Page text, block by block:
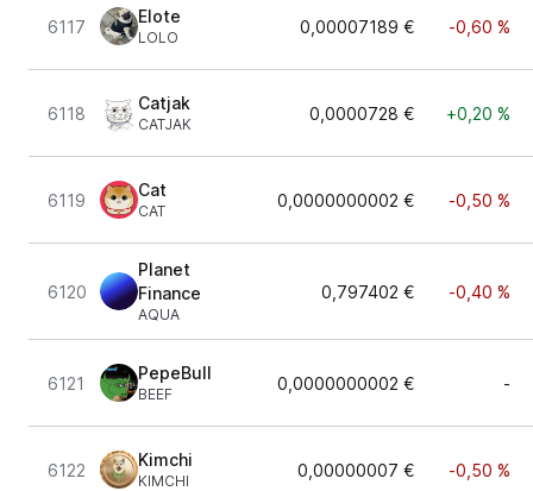
6117
Elote
LOLO
0,00007189 € -0,60 %
6118
Catjak
CATJAK
0,0000728 € +0,20 %
6119
Cat
CAT
0,0000000002 € -0,50 %
6120
Planet
Finance
AQUA
0,797402 € -0,40 %
6121
PepeBull
BEEF
0,0000000002 € -
6122
Kimchi
KIMCHI
0,00000007 € -0,50 %